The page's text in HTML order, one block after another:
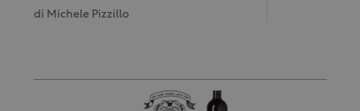
di Michele Pizzillo